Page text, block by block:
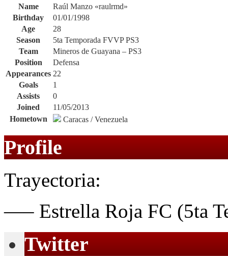
Name
Raúl Manzo «raulrmd»
Birthday
01/01/1998
Age
28
Season
5ta Temporada FVVP PS3
Team
Mineros de Guayana – PS3
Position
Defensa
Appearances 22
Goals
1
Assists
0
Joined
11/05/2013
Hometown
Caracas / Venezuela
Profile
Trayectoria:
—– Estrella Roja FC (5ta
Twitter